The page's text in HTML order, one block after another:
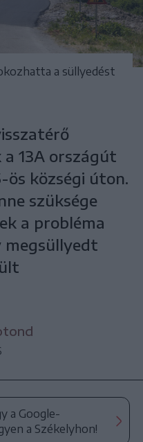
a süllyedést
13A országút
ös községi úton.
szüksége
a probléma
megsüllyedt
a Google-
a Székelyhon!